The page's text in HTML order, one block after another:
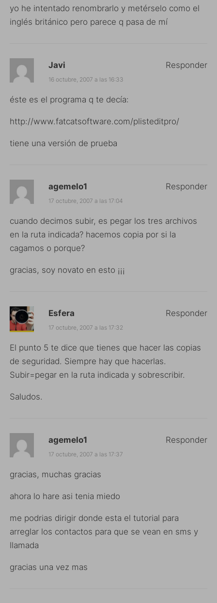
yo he intentado renombrarlo y metérselo como el
inglés británico pero parece q pasa de mí
Javi
16 octubre, 2007 a las 16:33
éste es el programa q te decía:
http://www.fatcatsoftware.com/plisteditpro/
tiene una versión de prueba
Responder
agemelo1
17 octubre, 2007 a las 17:04
cuando decimos subir, es pegar los tres archivos
en la ruta indicada? hacemos copia por si la
cagamos o porque?
gracias, soy novato en esto ¡¡¡
Responder
Esfera
17 octubre, 2007 a las 17:32
El punto 5 te dice que tienes que hacer las copias
de seguridad. Siempre hay que hacerlas.
Subir=pegar en la ruta indicada y sobrescribir.
Saludos.
Responder
agemelo1
17 octubre, 2007 a las 17:37
gracias, muchas gracias
ahora lo hare asi tenia miedo
me podrias dirigir donde esta el tutorial para
arreglar los contactos para que se vean en sms y
llamada
gracias una vez mas
Responder